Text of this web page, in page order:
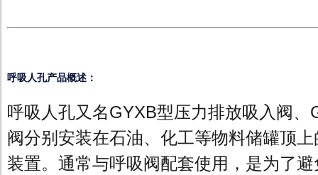
呼吸人孔产品概述：
呼吸人孔又名GYXB型压力排放吸入阀、
阀分别安装在石油、化工等物料储罐顶
装置。通常与呼吸阀配套使用，是为了